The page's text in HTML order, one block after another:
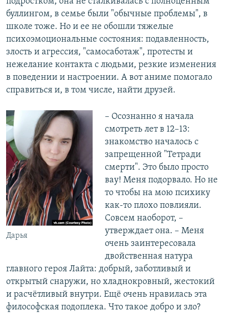
буллингом, в семье были "обычные проблемы", в
школе тоже. Но и ее не обошли тяжелые
психоэмоциональные состояния: подавленность,
злость и агрессия, "самосаботаж", протесты и
нежелание контакта с людьми, резкие изменения
в поведении и настроении. А вот аниме помогало
справиться и, в том числе, найти друзей.
Дарья
– Осознанно я начала
смотреть лет в 12–13:
знакомство началось с
запрещенной "Тетради
смерти". Это было просто
вау! Меня подорвало. Но не
то чтобы на мою психику
как-то плохо повлияли.
Совсем наоборот, –
утверждает она. – Меня
очень заинтересовала
двойственная натура
главного героя Лайта: добрый, заботливый и
открытый снаружи, но хладнокровный, жестокий
и расчётливый внутри. Ещё очень нравилась эта
философская подоплека. Что такое добро и зло?